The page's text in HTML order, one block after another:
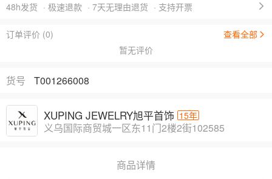
48h发货 · 极速退款 · 7天无理由退货 · 支持开票
订单评价 (0)
查看全部
暂无评价
货号 T001266008
XUPING JEWELRY旭平首饰 15年
义乌国际商贸城一区东11门2楼2街102585
商品详情